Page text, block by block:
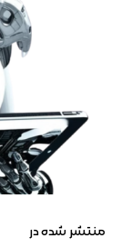
منتشر شده در